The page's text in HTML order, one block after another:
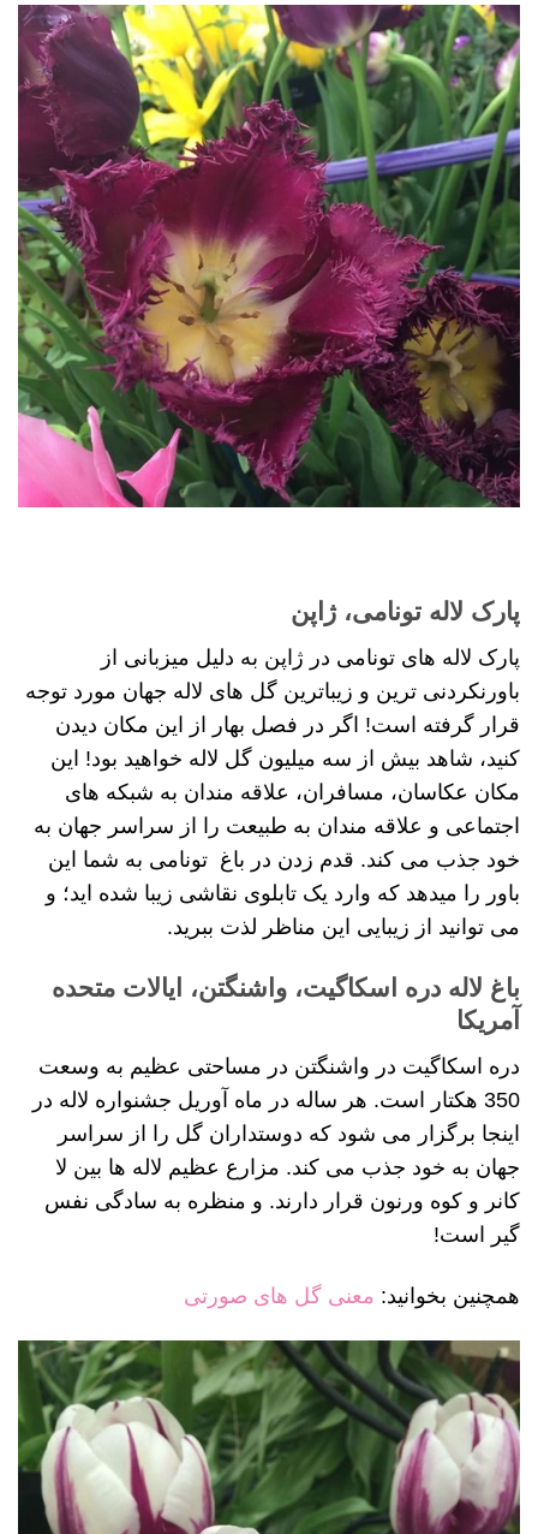
پارک لاله تونامی، ژاپن
پارک لاله های تونامی در ژاپن به دلیل میزبانی از
باورنکردنی ترین و زیباترین گل های لاله جهان مورد توجه
قرار گرفته است! اگر در فصل بهار از این مکان دیدن
کنید، شاهد بیش از سه میلیون گل لاله خواهید بود! این
مکان عکاسان، مسافران، علاقه مندان به شبکه های
اجتماعی و علاقه مندان به طبیعت را از سراسر جهان به
خود جذب می کند. قدم زدن در باغ تونامی به شما این
باور را میدهد که وارد یک تابلوی نقاشی زیبا شده اید؛ و
می توانید از زیبایی این مناظر لذت ببرید.
باغ لاله دره اسکاگیت، واشنگتن، ایالات متحده
آمریکا
دره اسکاگیت در واشنگتن در مساحتی عظیم به وسعت
350 هکتار است. هر ساله در ماه آوریل جشنواره لاله در
اینجا برگزار می شود که دوستداران گل را از سراسر
جهان به خود جذب می کند. مزارع عظیم لاله ها بین لا
کانر و کوه ورنون قرار دارند. و منظره به سادگی نفس
گیر است!
همچنین بخوانید: معنی گل های صورتی